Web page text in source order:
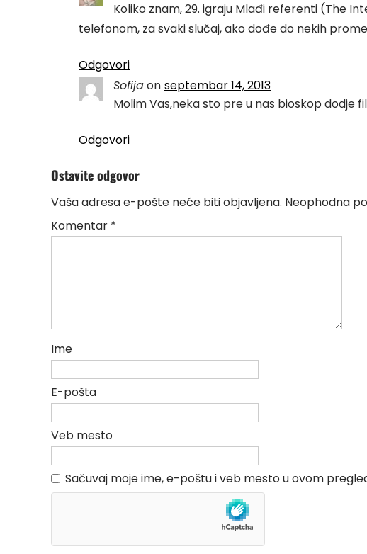
Koliko znam, 29. igraju Mlađi referenti (The
telefonom, za svaki slučaj, ako dođe do nekih
Odgovori
Sofijaon septembar 14, 2013
Molim Vas,neka sto pre u nas bioskop dodje
Odgovori
Ostavite odgovor
Vaša adresa e-pošte neće biti objavljena. Neophodna
Komentar *
Ime
E-pošta
Veb mesto
Sačuvaj moje ime, e-poštu i veb mesto u ovom